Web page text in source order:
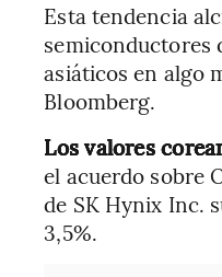
Esta tendencia
semiconductores
asiáticos en algo
Bloomberg.
Los valores
el acuerdo sobre
de SK Hynix Inc.
3,5%.